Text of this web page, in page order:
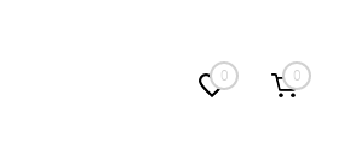
0 0